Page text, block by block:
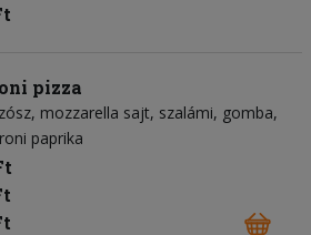
pizza
mozzarella sajt szalámi gomba
paprika